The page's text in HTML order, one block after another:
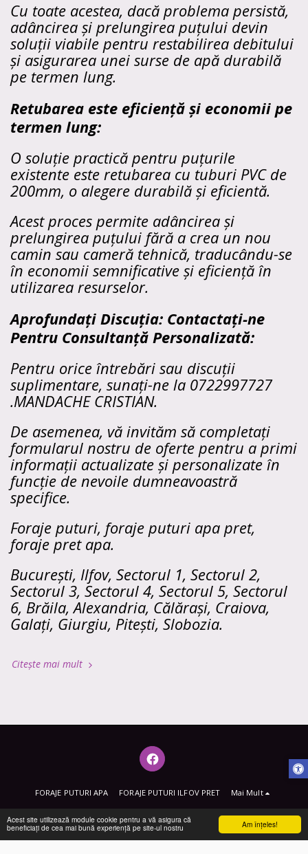
Am înţeles!
Acest site utilizează module cookie pentru a vă asigura că
beneficiați de cea mai bună experiență pe site-ul nostru
Cu toate acestea, dacă problema persistă,
adâncirea și prelungirea puțului devin
soluții viabile pentru restabilirea debitului
și asigurarea unei surse de apă durabilă
pe termen lung.
Retubarea este eficiență și economii pe
termen lung:
O soluție practică pentru puțurile
existente este retubarea cu tuburi PVC de
200mm, o alegere durabilă și eficientă.
Acest proces permite adâncirea și
prelungirea puțului fără a crea un nou
camin sau cameră tehnică, traducându-se
în economii semnificative și eficiență în
utilizarea resurselor.
Aprofundați Discuția: Contactați-ne
Pentru Consultanță Personalizată:
Pentru orice întrebări sau discuții
suplimentare, sunați-ne la 0722997727
.MANDACHE CRISTIAN.
De asemenea, vă invităm să completați
formularul nostru de oferte pentru a primi
informații actualizate și personalizate în
funcție de nevoile dumneavoastră
specifice.
Foraje puturi, foraje puturi apa pret,
foraje pret apa.
București, Ilfov, Sectorul 1, Sectorul 2,
Sectorul 3, Sectorul 4, Sectorul 5, Sectorul
6, Brăila, Alexandria, Călărași, Craiova,
Galați, Giurgiu, Pitești, Slobozia.
Citește mai mult
FORAJE PUTURI APA FORAJE PUTURI ILFOV PRET Mai Mult
FORAJE PUTURI APA